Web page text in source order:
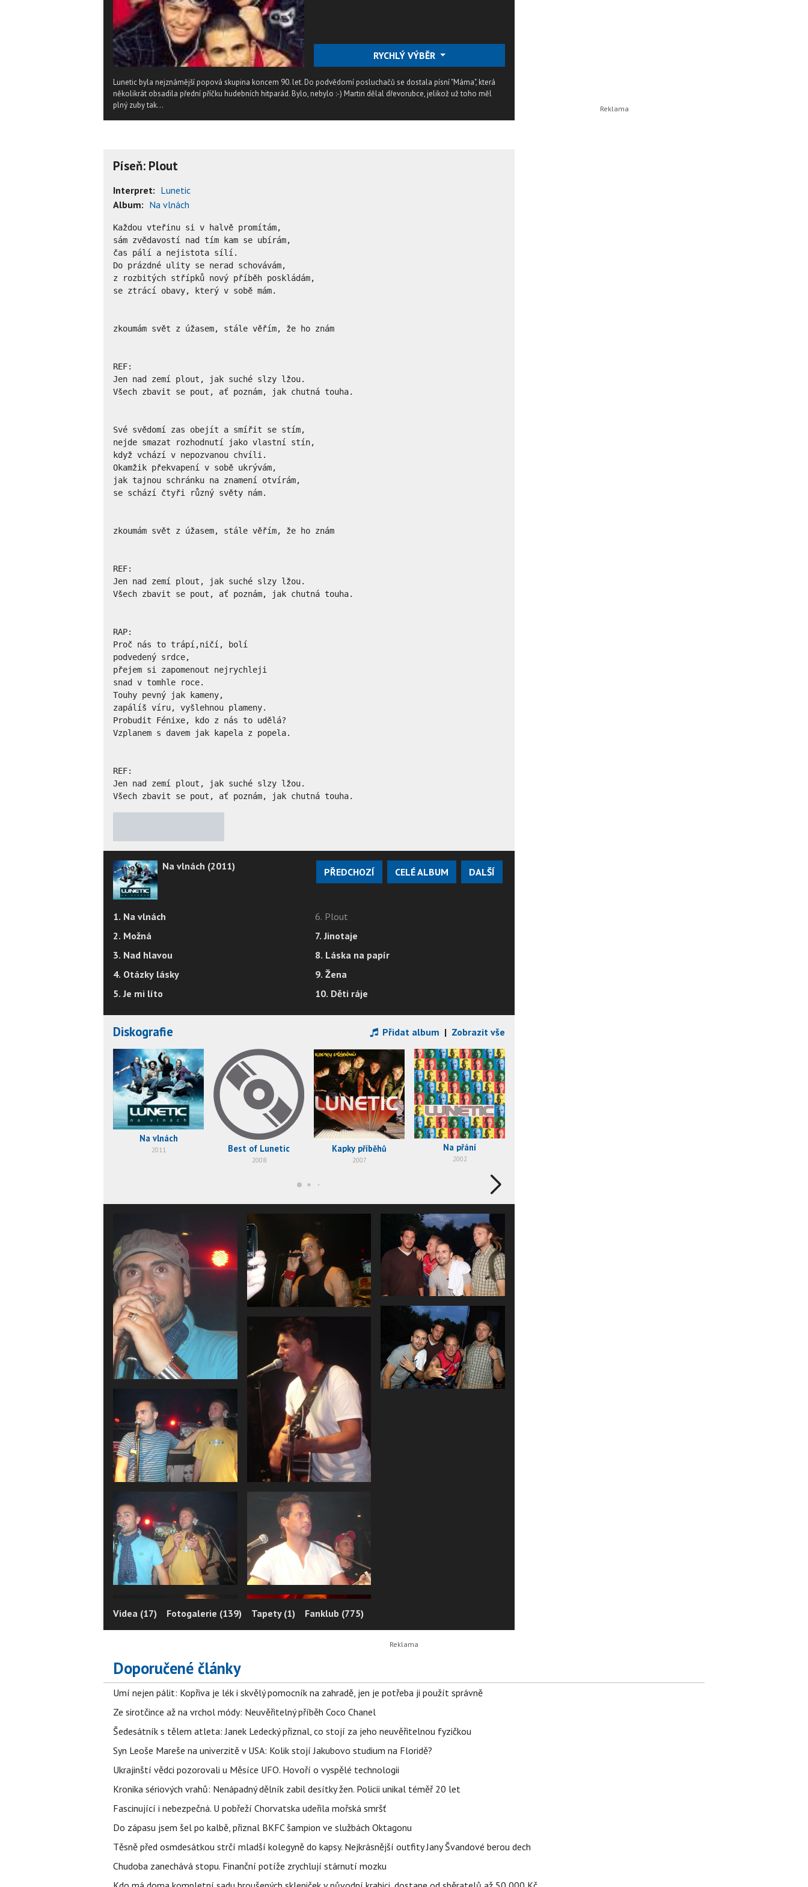
RYCHLÝ VÝBĚR
Lunetic byla nejznámější popová skupina koncem 90. let. Do podvědomí posluchačů se dostala písní "Máma", která
několikrát obsadila přední příčku hudebních hitparád. Bylo, nebylo :-) Martin dělal dřevorubce, jelikož už toho měl
plný zuby tak...
Píseň: Plout
Interpret: Lunetic
Album: Na vlnách
Každou vteřinu si v halvě promítám,
sám zvědavostí nad tím kam se ubírám,
čas pálí a nejistota sílí.
Do prázdné ulity se nerad schovávám,
z rozbitých střípků nový příběh poskládám,
se ztrácí obavy, který v sobě mám.
zkoumám svět z úžasem, stále věřím, že ho znám
REF:
Jen nad zemí plout, jak suché slzy lžou.
Všech zbavit se pout, ať poznám, jak chutná touha.
Své svědomí zas obejít a smířit se stím,
nejde smazat rozhodnutí jako vlastní stín,
když vchází v nepozvanou chvíli.
Okamžik překvapení v sobě ukrývám,
jak tajnou schránku na znamení otvírám,
se schází čtyři různý světy nám.
zkoumám svět z úžasem, stále věřím, že ho znám
REF:
Jen nad zemí plout, jak suché slzy lžou.
Všech zbavit se pout, ať poznám, jak chutná touha.
RAP:
Proč nás to trápí,ničí, bolí
podvedený srdce,
přejem si zapomenout nejrychleji
snad v tomhle roce.
Touhy pevný jak kameny,
zapálíš víru, vyšlehnou plameny.
Probudit Fénixe, kdo z nás to udělá?
Vzplanem s davem jak kapela z popela.
REF:
Jen nad zemí plout, jak suché slzy lžou.
Všech zbavit se pout, ať poznám, jak chutná touha.
Na vlnách (2011) PŘEDCHOZÍ CELÉ ALBUM DALŠÍ
1. Na vlnách
2. Možná
3. Nad hlavou
4. Otázky lásky
5. Je mi líto
6. Plout
7. Jinotaje
8. Láska na papír
9. Žena
10. Děti ráje
Diskografie Přidat album | Zobrazit vše
Na vlnách
2011 Best of Lunetic
2008
Kapky příběhů
2007
Na přání
2002
Videa (17) Fotogalerie (139) Tapety (1) Fanklub (775)
Doporučené články
Umí nejen pálit: Kopřiva je lék i skvělý pomocník na zahradě, jen je potřeba ji použít správně
Ze sirotčince až na vrchol módy: Neuvěřitelný příběh Coco Chanel
Šedesátník s tělem atleta: Janek Ledecký přiznal, co stojí za jeho neuvěřitelnou fyzičkou
Syn Leoše Mareše na univerzitě v USA: Kolik stojí Jakubovo studium na Floridě?
Ukrajinští vědci pozorovali u Měsíce UFO. Hovoří o vyspělé technologii
Kronika sériových vrahů: Nenápadný dělník zabil desítky žen. Policii unikal téměř 20 let
Fascinující i nebezpečná. U pobřeží Chorvatska udeřila mořská smršť
Do zápasu jsem šel po kalbě, přiznal BKFC šampion ve službách Oktagonu
Těsně před osmdesátkou strčí mladší kolegyně do kapsy. Nejkrásnější outfity Jany Švandové berou dech
Chudoba zanechává stopu. Finanční potíže zrychlují stárnutí mozku